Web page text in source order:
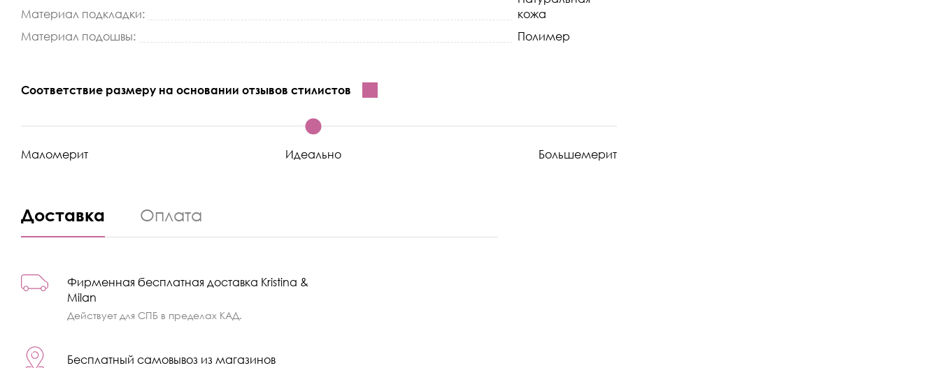
Материал подкладки:
кожа
Материал подошвы:
Полимер
Соответствие размеру на основании отзывов стилистов
Маломерит Идеально Большемерит
Доставка Оплата
Фирменная бесплатная доставка Kristina &
Milan
Действует для СПБ в пределах КАД.
Бесплатный самовывоз из магазинов